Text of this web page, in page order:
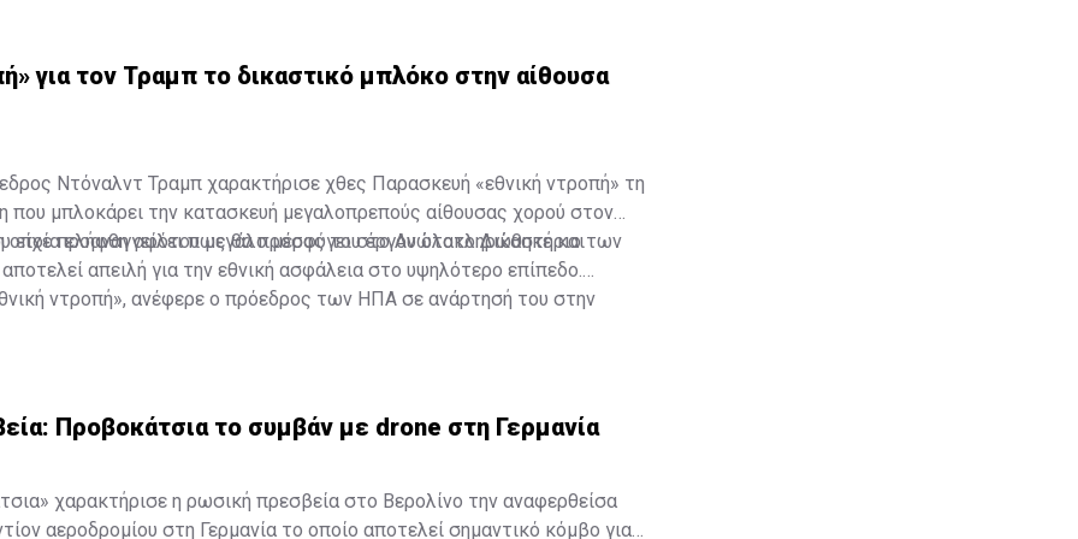
ακόμη και δεκάδες μέτρα κάτω από την επιφάνεια της γης, όπου οι
«μόνο με ψωμί και νερό».
για τον Τραμπ το δικαστικό μπλόκο στην αίθουσα
Ντόναλντ Τραμπ χαρακτήρισε χθες Παρασκευή «εθνική ντροπή» τη
που μπλοκάρει την κατασκευή μεγαλοπρεπούς αίθουσας χορού στον
είχε προαναγγείλει πως θα προσφύγει στο Ανώτατο Δικαστήριο των
οποία ελήφθη αφότου μεγάλο μέρος του έργου ολοκληρώθηκε και
απειλή για την εθνική ασφάλεια στο υψηλότερο επίπεδο.
ντροπή», ανέφερε ο πρόεδρος των ΗΠΑ σε ανάρτησή του στην
Προβοκάτσια το συμβάν με drone στη Γερμανία
χαρακτήρισε η ρωσική πρεσβεία στο Βερολίνο την αναφερθείσα
αεροδρομίου στη Γερμανία το οποίο αποτελεί σημαντικό κόμβο για